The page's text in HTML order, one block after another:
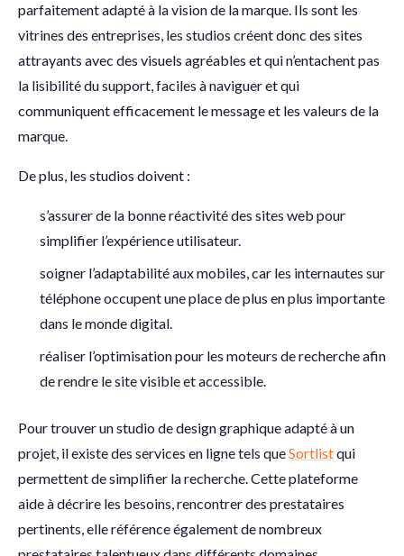
parfaitement adapté à la vision de la marque. Ils sont les
vitrines des entreprises, les studios créent donc des sites
attrayants avec des visuels agréables et qui n’entachent pas
la lisibilité du support, faciles à naviguer et qui
communiquent efficacement le message et les valeurs de la
marque.
De plus, les studios doivent :
s’assurer de la bonne réactivité des sites web pour
simplifier l’expérience utilisateur.
soigner l’adaptabilité aux mobiles, car les internautes sur
téléphone occupent une place de plus en plus importante
dans le monde digital.
réaliser l’optimisation pour les moteurs de recherche afin
de rendre le site visible et accessible.
Pour trouver un studio de design graphique adapté à un
projet, il existe des services en ligne tels queSortlistqui
permettent de simplifier la recherche. Cette plateforme
aide à décrire les besoins, rencontrer des prestataires
pertinents, elle référence également de nombreux